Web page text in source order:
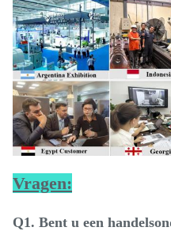
Vragen:
Q1. Bent u een